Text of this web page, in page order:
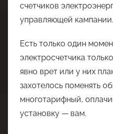
счетчиков
управляющей кампании.
Есть только один
электросчетчика
явно врет или у них
захотелось поменять
многотарифный,
установку — вам.